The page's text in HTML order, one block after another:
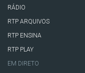
RÁDIO
RTP ARQUIVOS
RTP ENSINA
RTP PLAY
EM DIRETO